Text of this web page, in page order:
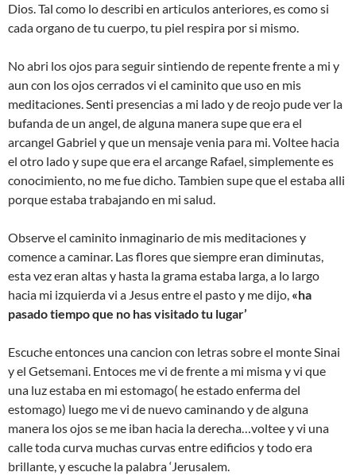
Dios. Tal como lo describi en articulos anteriores, es como si
cada organo de tu cuerpo, tu piel respira por si mismo.
No abri los ojos para seguir sintiendo de repente frente a mi y
aun con los ojos cerrados vi el caminito que uso en mis
meditaciones. Senti presencias a mi lado y de reojo pude ver la
bufanda de un angel, de alguna manera supe que era el
arcangel Gabriel y que un mensaje venia para mi. Voltee hacia
el otro lado y supe que era el arcange Rafael, simplemente es
conocimiento, no me fue dicho. Tambien supe que el estaba alli
porque estaba trabajando en mi salud.
Observe el caminito inmaginario de mis meditaciones y
comence a caminar. Las flores que siempre eran diminutas,
esta vez eran altas y hasta la grama estaba larga, a lo largo
hacia mi izquierda vi a Jesus entre el pasto y me dijo, «ha
pasado tiempo que no has visitado tu lugar’
Escuche entonces una cancion con letras sobre el monte Sinai
y el Getsemani. Entoces me vi de frente a mi misma y vi que
una luz estaba en mi estomago( he estado enferma del
estomago) luego me vi de nuevo caminando y de alguna
manera los ojos se me iban hacia la derecha…voltee y vi una
calle toda curva muchas curvas entre edificios y todo era
brillante, y escuche la palabra ‘Jerusalem.